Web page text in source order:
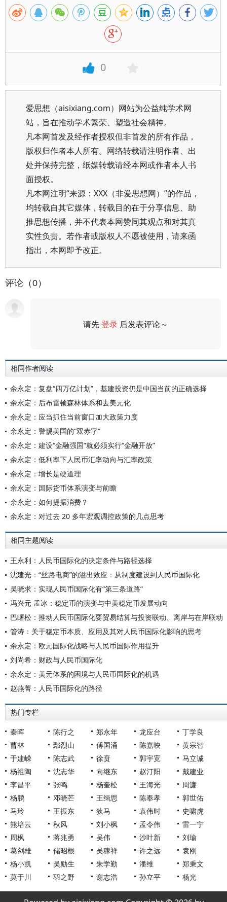
0
爱思想（aisixiang.com）网站为公益纯学术网
站，旨在推动学术繁荣、塑造社会精神。
凡本网首发及经作者授权但非首发的所有作品，
版权归作者本人所有。网络转载请注明作者、出
处并保持完整，纸媒转载请经本网或作者本人书
面授权。
凡本网注明“来源：XXX（非爱思想网）”的作品，
均转载自其它媒体，转载目的在于分享信息、助
推思想传播，并不代表本网赞同其观点和对其真
实性负责。若作者或版权人不愿被使用，请来函
指出，本网即予改正。
评论（0）
请先登录 后发表评论～
相同作者阅读
余永定：复盘“四万亿计划”，基建投资仍是中国当前的正确选择
余永定：后布雷顿森林体系和去美元化
余永定：应当抓住当前窗口加大政策力度
余永定：警惕美国的“双赤字”
余永定：建设“金融强国”就必须实行“金融开放”
余永定：低利率下人民币汇率动向与汇率政策
余永定：增长是硬道理
余永定：国际货币体系演变与前瞻
余永定：如何提振消费？
余永定：对过去 20 多年宏观调控政策的几点思考
相同主题阅读
王永利：人民币国际化的决定条件与路径选择
沈建光：“丝路电商”的溢出效应：从制度建设到人民币国际化
吴晓求：实现人民币国际化有“第三条道路”
冯兴元 孟冰：稳定币的演变与中美稳定币发展动向
巴曙松：推动人民币国际化要贸易结算与投资联动、离岸与在岸联动
管涛：关于稳定币本质、应用及其对人民币国际化影响的思考
余永定：欧元国际化战略与人民币国际作用提升
刘尚希：财政与人民币国际化
余永定：美元体系的困境与人民币国际化的机遇
赵燕菁：人民币国际化的路径
热门专栏
秦晖 陈行之 郑永年 龙应台
丁学良
曹林
鄢烈山 傅国涌 陈嘉映
黄宗智
于建嵘
陈志武 徐贲 郭宇宽
马立诚
杨祖陶
沈志华 向继东 赵汀阳
戴建业
李昌平
张鸣 杨奎松 王海光
周濂
杨鹏
邓晓芒 王缉思 陈奉孝
郭世佑
马玲
王振东 狄马 袁伟时
史啸虎
熊培云
秋风 刘小枫 孟令伟
雷一宁
周枫
蒋兆勇 吴伟 沙叶新
刘瑜
葛剑雄
储昭根 吴稼祥 许之远
袁刚
杨小凯
吴励生 朱学勤 潘维
郑秉文
莫于川
羽之野 谢志浩 孙立平 杨光